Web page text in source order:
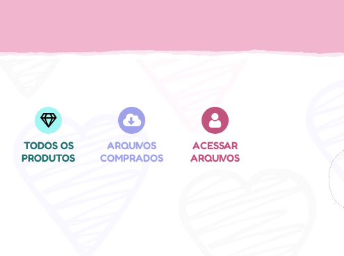
TODOS OS
PRODUTOS
ARQUIVOS
COMPRADOS
ACESSAR
ARQUIVOS